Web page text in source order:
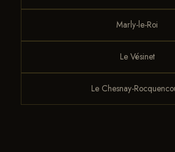
Marly-le-Roi
Le Vésinet
Le Chesnay-